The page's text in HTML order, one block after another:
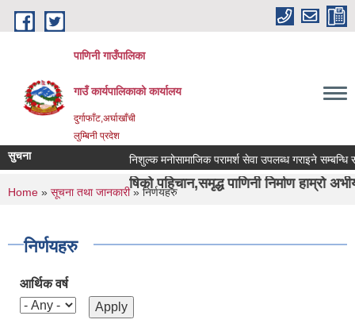
Skip to main content
पाणिनी गाउँपालिका
गाउँ कार्यपालिकाको कार्यालय
दुर्गाफाँट,अर्घाखाँची
लुम्बिनी प्रदेश
र दुर्वाशा ऋषिको पहिचान,समृद्ध पाणिनी निर्माण हाम्रो अभीयान"।
सुचना निशुल्क मनोसामाजिक परामर्श सेवा उपलब्ध गराइने सम्बन्धि
You are here
Home » सूचना तथा जानकारी» निर्णयहरु
निर्णयहरु
आर्थिक वर्ष